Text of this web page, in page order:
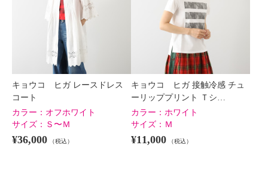
キョウコ ヒガ レースドレス
コート
カラー： オフホワイト
サイズ： Ｓ〜Ｍ
¥36,000 （税込）
キョウコ ヒガ 接触冷感 チュ
ーリッププリント Ｔシ…
カラー： ホワイト
サイズ： Ｍ
¥11,000 （税込）